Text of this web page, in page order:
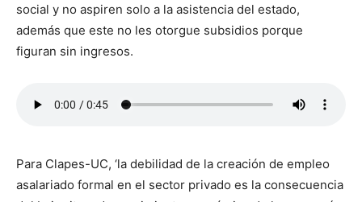
social y no aspiren solo a la asistencia del estado,
además que este no les otorgue subsidios porque
figuran sin ingresos.
Para Clapes-UC, ‘la debilidad de la creación de empleo
asalariado formal en el sector privado es la consecuencia